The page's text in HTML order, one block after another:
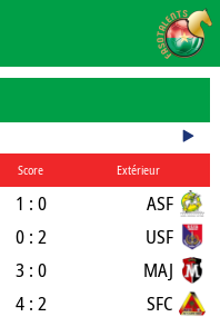
Score
Extérieur
1 : 0 ASF
0 : 2 USF
3 : 0 MAJ
4 : 2 SFC